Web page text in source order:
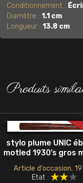
Conditionnement :
Diamètre :1.1 cm
Longueur :13.8 cm
Produits
stylo plume UNIC
motled 1930’s gros
Article d'occasion.
Etat :